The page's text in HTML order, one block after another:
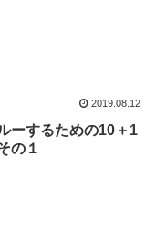
2019.08.12
ーするための10＋1
の１